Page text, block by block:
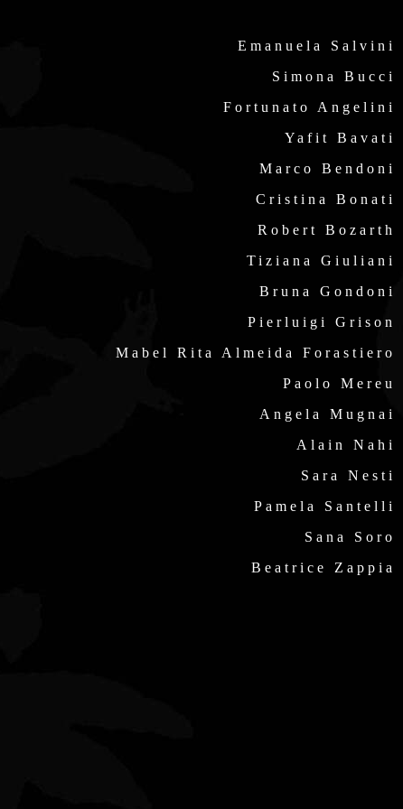
Emanuela Salvini
Simona Bucci
Fortunato Angelini
Yafit Bavati
Marco Bendoni
Cristina Bonati
Robert Bozarth
Tiziana Giuliani
Bruna Gondoni
Pierluigi Grison
Mabel Rita Almeida Forastiero
Paolo Mereu
Angela Mugnai
Alain Nahi
Sara Nesti
Pamela Santelli
Sana Soro
Beatrice Zappia